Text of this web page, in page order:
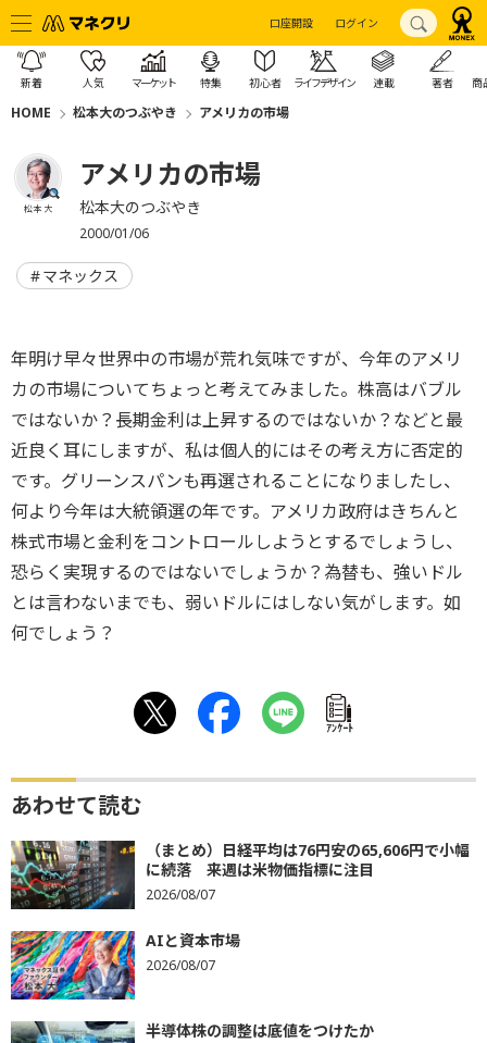
口座開設 ログイン
新着 人気 マーケット 特集 初心者 ライフデザイン 連載 著者 商
HOME 松本大のつぶやき アメリカの市場
松本 大
アメリカの市場
松本大のつぶやき
2000/01/06
マネックス
年明け早々世界中の市場が荒れ気味ですが、今年のアメリ
カの市場についてちょっと考えてみました。株高はバブル
ではないか？長期金利は上昇するのではないか？などと最
近良く耳にしますが、私は個人的にはその考え方に否定的
です。グリーンスパンも再選されることになりましたし、
何より今年は大統領選の年です。アメリカ政府はきちんと
株式市場と金利をコントロールしようとするでしょうし、
恐らく実現するのではないでしょうか？為替も、強いドル
とは言わないまでも、弱いドルにはしない気がします。如
何でしょう？
ｱﾝｹｰﾄ
あわせて読む
（まとめ）日経平均は76円安の65,606円で小幅
に続落 来週は米物価指標に注目
2026/08/07
AIと資本市場
2026/08/07
半導体株の調整は底値をつけたか